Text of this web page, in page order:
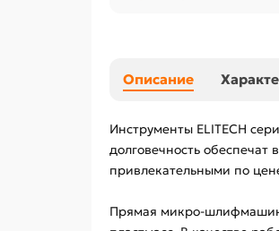
Описание
Инструменты ELITECH
долговечность
привлекательными по
Прямая микро-